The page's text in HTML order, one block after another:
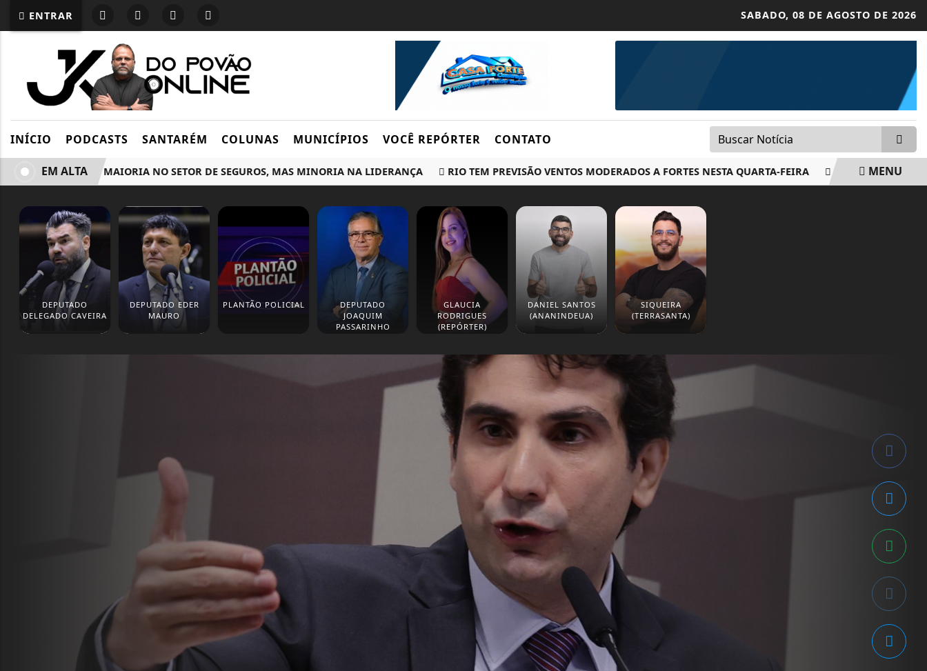
ENTRAR SABADO, 08 DE AGOSTO DE 2026
INÍCIO PODCASTS SANTARÉM COLUNAS MUNICÍPIOS VOCÊ REPÓRTER CONTATO
SÃO MAIORIA NO SETOR DE SEGUROS, MAS MINORIA NA LIDERANÇA RIO TEM PREVISÃO VENTOS MODERADOS A FORTES NESTA QUARTA-FEIRA AGU PEDIRÁ NA
EM ALTA MENU
DEPUTADO
DELEGADO CAVEIRA
DEPUTADO EDER
MAURO
PLANTÃO POLICIAL
DEPUTADO
JOAQUIM
PASSARINHO
GLAUCIA
RODRIGUES
(REPÓRTER)
DANIEL SANTOS
(ANANINDEUA)
SIQUEIRA
(TERRASANTA)